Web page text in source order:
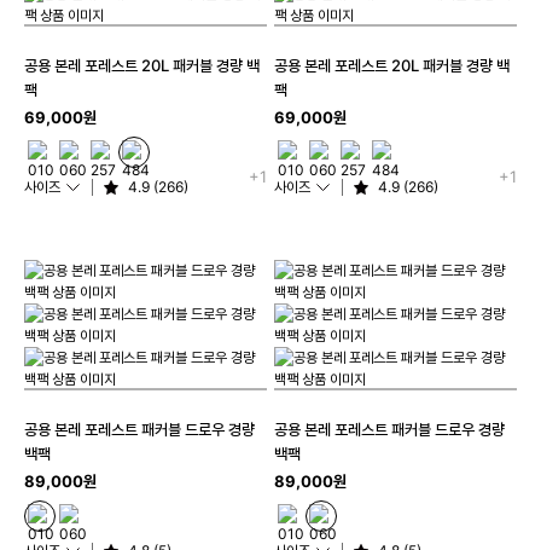
공용 본레 포레스트 20L 패커블 경량 백
팩
69,000원
+1
사이즈 4.9 (266)
공용 본레 포레스트 20L 패커블 경량 백
팩
69,000원
+1
사이즈 4.9 (266)
공용 본레 포레스트 패커블 드로우 경량
백팩
89,000원
공용 본레 포레스트 패커블 드로우 경량
백팩
89,000원